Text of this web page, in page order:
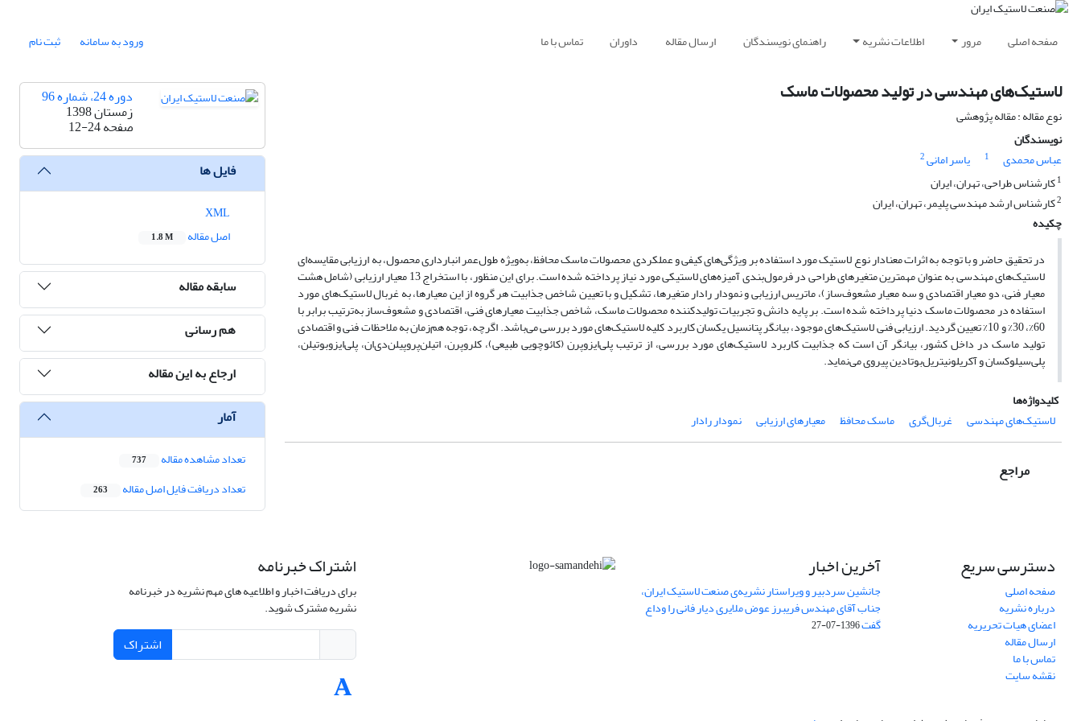
صفحه اصلی مرور اطلاعات نشریه راهنمای نویسندگان ارسال مقاله داوران تماس با ما ورود به سامانه ثبت نام
لاستیک‌های مهندسی در تولید محصولات ماسک
نوع مقاله : مقاله پژوهشی
نویسندگان
عباس محمدی
1 یاسر امانی2
1کارشناس طراحی، تهران، ایران
2کارشناس ارشد مهندسی پلیمر، تهران، ایران
چکیده
در تحقیق حاضر و با توجه به اثرات معنادار نوع لاستیک مورد استفاده بر ویژگی‌های کیفی و عملکردی محصولات ماسک محافظ، به‌ویژه طول‌عمر انبارداری محصول، به ارزیابی مقایسه‌ای
لاستیک‌های مهندسی به عنوان مهمترین متغیر‌های طراحی در فرمول‌بندی آمیزه‌های لاستیکی مورد نیاز پرداخته شده است. برای این منظور، با استخراج 13 معیار ارزیابی (شامل هشت
معیار فنی، دو معیار اقتصادی و سه معیار مشعوف‌ساز)، ماتریس ارزیابی و نمودار رادار متغیر‌ها، تشکیل و با تعیین شاخص جذابیت هر گروه از این معیارها، به غربال لاستیک‌های مورد
استفاده در محصولات ماسک دنیا پرداخته شده است. بر پایه دانش و تجربیات تولیدکننده محصولات ماسک، شاخص جذابیت معیارهای فنی، اقتصادی و مشعوف‌ساز به‌ترتیب برابر با
60%، 30% و 10% تعیین گردید. ارزیابی فنی لاستیک‌های موجود، بیانگر پتانسیل یکسان کاربرد کلیه لاستیک‌های مورد بررسی می‌باشد. اگرچه، توجه هم‌زمان به ملاحظات فنی و اقتصادی
تولید ماسک در داخل کشور، بیانگر آن است که جذابیت کاربرد لاستیک‌های مورد بررسی، از ترتیب پلی‌ایزوپرن (کائوچویی طبیعی)، کلروپرن، اتیلن‌پروپیلن‌دی‌ان، پلی‌ایزوبوتیلن،
پلی‌سیلوکسان و آکریلونیتریل‌بوتادین پیروی می‌نماید.
کلیدواژه‌ها
لاستیک‌های مهندسی
غربال‌گری ماسک محافظ معیارهای ارزیابی نمودار رادار
مراجع
دوره 24، شماره 96
زمستان 1398
صفحه12-24
فایل ها
اصل مقاله
1.8 M
سابقه مقاله
هم رسانی
ارجاع به این مقاله
آمار
تعداد مشاهده مقاله 737
تعداد دریافت فایل اصل مقاله 263
دسترسی سریع
صفحه اصلی
درباره نشریه
اعضای هیات تحریریه
ارسال مقاله
تماس با ما
نقشه سایت
آخرین اخبار
جانشین سردبیر و ویراستار نشریه‌ی صنعت لاستیک ایران،
جناب آقای مهندس فریبرز عوض ملایری دیار فانی را وداع
گفت1396-07-27
اشتراک خبرنامه
برای دریافت اخبار و اطلاعیه های مهم نشریه در خبرنامه
نشریه مشترک شوید.
اشتراک